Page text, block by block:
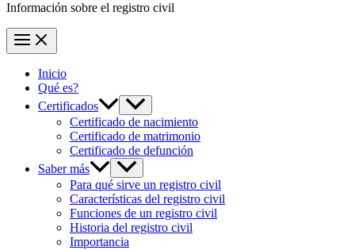
Información sobre el registro civil
Inicio
Qué es?
Certificados
Certificado de nacimiento
Certificado de matrimonio
Certificado de defunción
Saber más
Para qué sirve un registro civil
Características del registro civil
Funciones de un registro civil
Historia del registro civil
Importancia